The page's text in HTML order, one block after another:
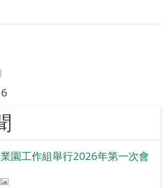
園工作組舉行2026年第一次會